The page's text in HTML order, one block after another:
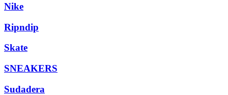
Nike
Ripndip
Skate
SNEAKERS
Sudadera